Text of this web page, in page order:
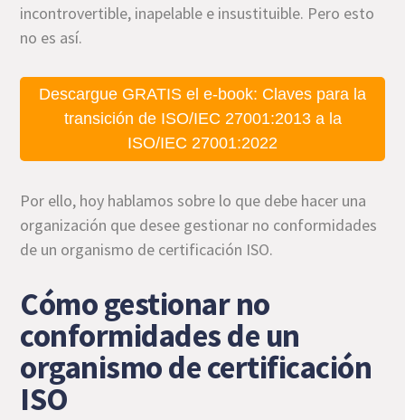
incontrovertible, inapelable e insustituible. Pero esto
no es así.
Descargue GRATIS el e-book: Claves para la
transición de ISO/IEC 27001:2013 a la
ISO/IEC 27001:2022
Por ello, hoy hablamos sobre lo que debe hacer una
organización que desee gestionar no conformidades
de un organismo de certificación ISO.
Cómo gestionar no
conformidades de un
organismo de certificación
ISO